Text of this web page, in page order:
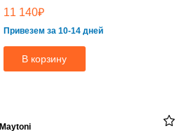
11 140₽
Привезем за 10-14 дней
В корзину
Maytoni